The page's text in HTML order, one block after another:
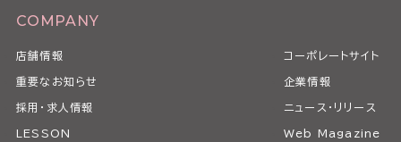
COMPANY
店舗情報 コーポレートサイト
重要なお知らせ 企業情報
採用・求人情報 ニュース・リリース
LESSON Web Magazine